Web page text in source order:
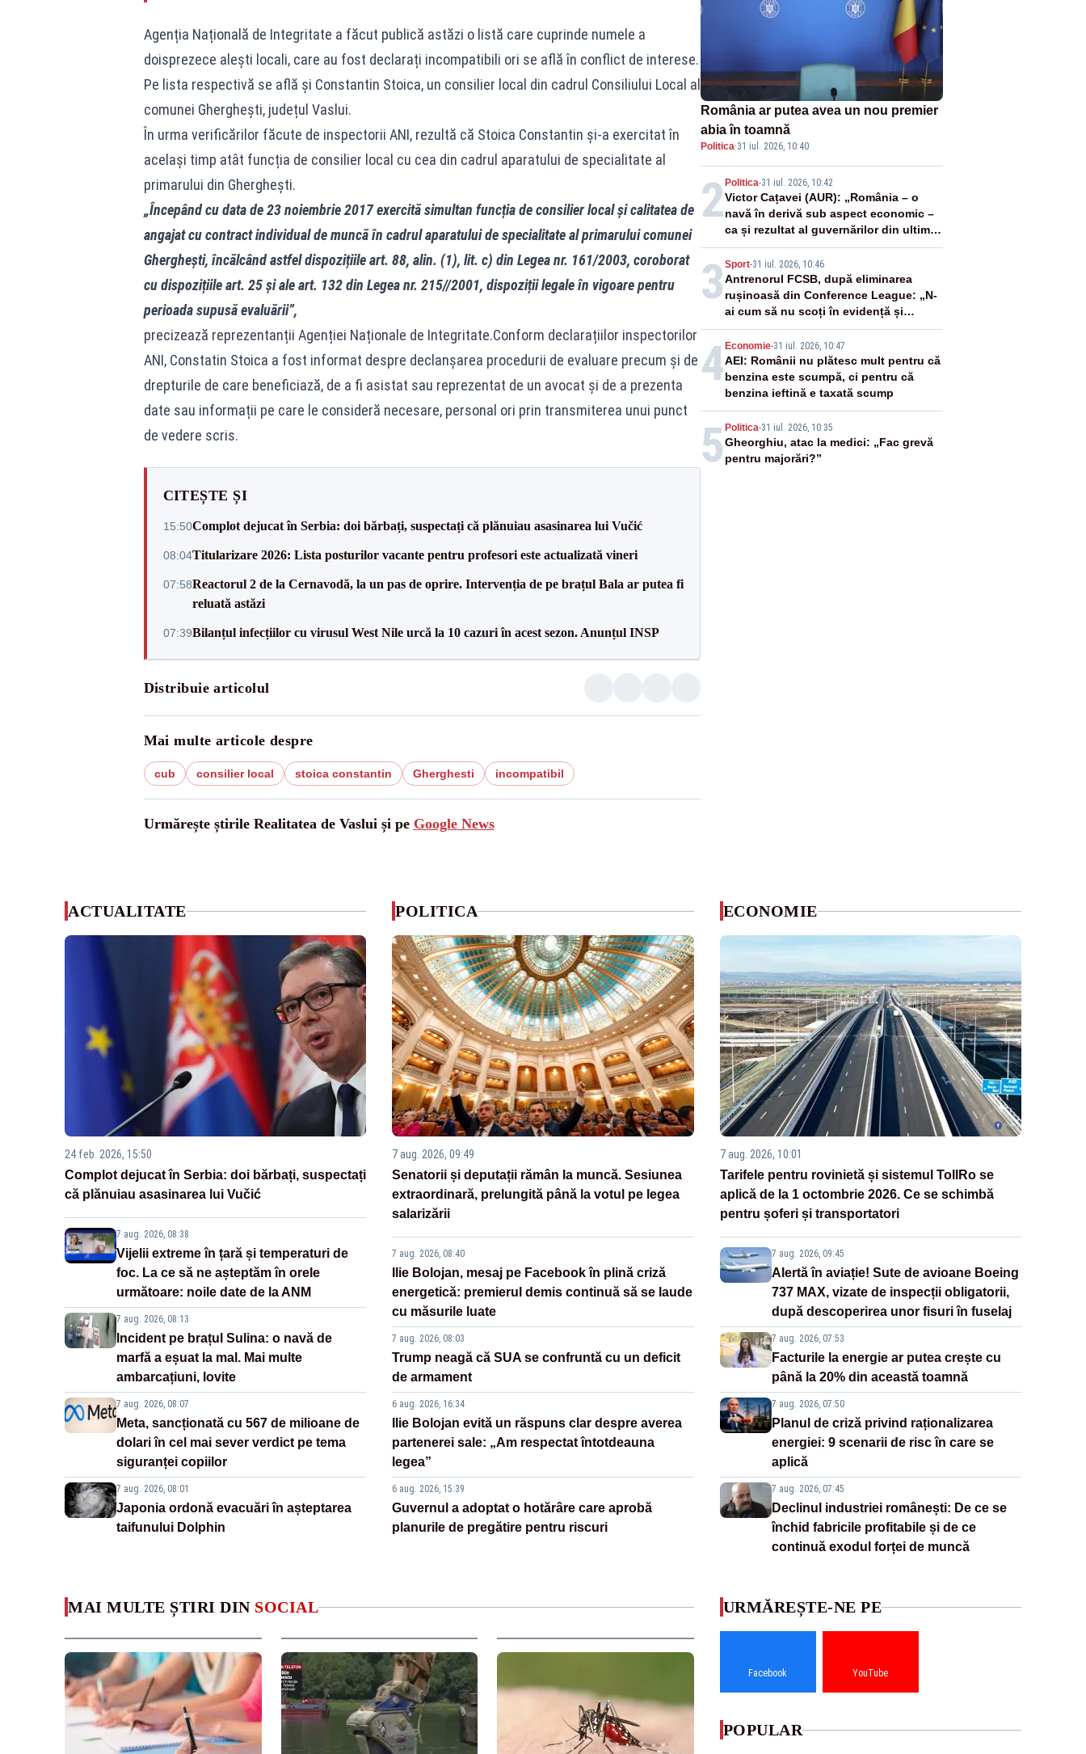
Agenția Națională de Integritate a făcut publică astăzi o listă care cuprinde numele a
doisprezece alești locali, care au fost declarați incompatibili ori se află în conflict de interese.
Pe lista respectivă se află și Constantin Stoica, un consilier local din cadrul Consiliului Local al
comunei Gherghești, județul Vaslui.
În urma verificărilor făcute de inspectorii ANI, rezultă că Stoica Constantin și-a exercitat în
același timp atât funcția de consilier local cu cea din cadrul aparatului de specialitate al
primarului din Gherghești.
„Începând cu data de 23 noiembrie 2017 exercită simultan funcția de consilier local și calitatea de
angajat cu contract individual de muncă în cadrul aparatului de specialitate al primarului comunei
Gherghești, încălcând astfel dispozițiile art. 88, alin. (1), lit. c) din Legea nr. 161/2003, coroborat
cu dispozițiile art. 25 și ale art. 132 din Legea nr. 215//2001, dispoziții legale în vigoare pentru
perioada supusă evaluării”,
precizează reprezentanții Agenției Naționale de Integritate.Conform declarațiilor inspectorilor
ANI, Constatin Stoica a fost informat despre declanșarea procedurii de evaluare precum și de
drepturile de care beneficiază, de a fi asistat sau reprezentat de un avocat și de a prezenta
date sau informații pe care le consideră necesare, personal ori prin transmiterea unui punct
de vedere scris.
CITEȘTE ȘI
15:50Complot dejucat în Serbia: doi bărbați, suspectați că plănuiau asasinarea lui Vučić
08:04Titularizare 2026: Lista posturilor vacante pentru profesori este actualizată vineri
07:58Reactorul 2 de la Cernavodă, la un pas de oprire. Intervenția de pe brațul Bala ar putea fi
reluată astăzi
07:39Bilanțul infecțiilor cu virusul West Nile urcă la 10 cazuri în acest sezon. Anunțul INSP
Distribuie articolul
Mai multe articole despre
cub consilier local stoica constantin Gherghesti incompatibil
Urmărește știrile Realitatea de Vaslui și pe Google News
România ar putea avea un nou premier
abia în toamnă
Politica·31 iul. 2026, 10:40
2 Politica-31 iul. 2026, 10:42
Victor Cațavei (AUR): „România – o
navă în derivă sub aspect economic –
ca și rezultat al guvernărilor din ultimii
36 de ani”
3 Sport-31 iul. 2026, 10:46
Antrenorul FCSB, după eliminarea
rușinoasă din Conference League: „N-
ai cum să nu scoți în evidență și
lucrurile bune”
4 Economie-31 iul. 2026, 10:47
AEI: Românii nu plătesc mult pentru că
benzina este scumpă, ci pentru că
benzina ieftină e taxată scump
5 Politica-31 iul. 2026, 10:35
Gheorghiu, atac la medici: „Fac grevă
pentru majorări?”
ACTUALITATE
24 feb. 2026, 15:50
Complot dejucat în Serbia: doi bărbați, suspectați
că plănuiau asasinarea lui Vučić
7 aug. 2026, 08:38
Vijelii extreme în țară și temperaturi de
foc. La ce să ne așteptăm în orele
următoare: noile date de la ANM
7 aug. 2026, 08:13
Incident pe brațul Sulina: o navă de
marfă a eșuat la mal. Mai multe
ambarcațiuni, lovite
7 aug. 2026, 08:07
Meta, sancționată cu 567 de milioane de
dolari în cel mai sever verdict pe tema
siguranței copiilor
7 aug. 2026, 08:01
Japonia ordonă evacuări în așteptarea
taifunului Dolphin
POLITICA
7 aug. 2026, 09:49
Senatorii și deputații rămân la muncă. Sesiunea
extraordinară, prelungită până la votul pe legea
salarizării
7 aug. 2026, 08:40
Ilie Bolojan, mesaj pe Facebook în plină criză
energetică: premierul demis continuă să se laude
cu măsurile luate
7 aug. 2026, 08:03
Trump neagă că SUA se confruntă cu un deficit
de armament
6 aug. 2026, 16:34
Ilie Bolojan evită un răspuns clar despre averea
partenerei sale: „Am respectat întotdeauna
legea”
6 aug. 2026, 15:39
Guvernul a adoptat o hotărâre care aprobă
planurile de pregătire pentru riscuri
ECONOMIE
7 aug. 2026, 10:01
Tarifele pentru rovinietă și sistemul TollRo se
aplică de la 1 octombrie 2026. Ce se schimbă
pentru șoferi și transportatori
7 aug. 2026, 09:45
Alertă în aviație! Sute de avioane Boeing
737 MAX, vizate de inspecții obligatorii,
după descoperirea unor fisuri în fuselaj
7 aug. 2026, 07:53
Facturile la energie ar putea crește cu
până la 20% din această toamnă
7 aug. 2026, 07:50
Planul de criză privind raționalizarea
energiei: 9 scenarii de risc în care se
aplică
7 aug. 2026, 07:45
Declinul industriei românești: De ce se
închid fabricile profitabile și de ce
continuă exodul forței de muncă
MAI MULTE ȘTIRI DIN SOCIAL URMĂREȘTE-NE PE
Facebook YouTube
POPULAR